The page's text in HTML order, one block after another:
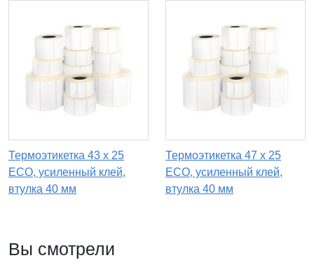
Термоэтикетка 43 х 25
ECO, усиленный клей,
втулка 40 мм
Термоэтикетка 47 х 25
ECO, усиленный клей,
втулка 40 мм
Вы смотрели